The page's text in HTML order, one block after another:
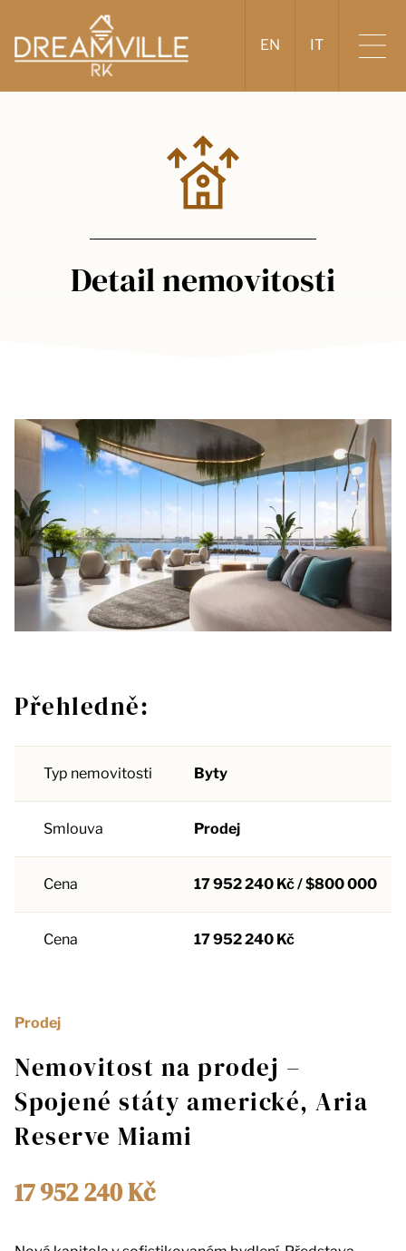
EN IT
Detail nemovitosti
Prodej
Nemovitost na prodej –
Spojené státy americké, Aria
Reserve Miami
17 952 240 Kč
Přehledně:
Typ nemovitosti Byty
Smlouva Prodej
Cena 17 952 240 Kč / $800 000
Cena 17 952 240 Kč